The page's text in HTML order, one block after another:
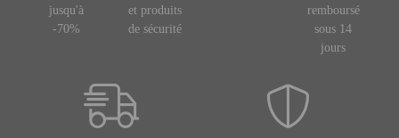
jusqu'à
-70%
et produits
de sécurité
remboursé
sous 14
jours